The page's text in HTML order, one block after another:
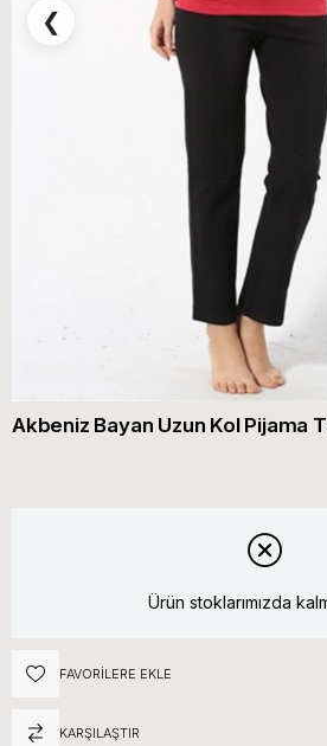
❮
Akbeniz Bayan Uzun Kol Pijama
Ürün stoklarımızda
FAVORILERE EKLE
KARŞILAŞTIR